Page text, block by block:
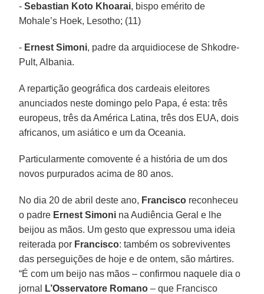
-Sebastian Koto Khoarai, bispo emérito de
Mohale’s Hoek, Lesotho; (11)
- Ernest Simoni, padre da arquidiocese de Shkodre-
Pult, Albania.
A repartição geográfica dos cardeais eleitores
anunciados neste domingo pelo Papa, é esta: três
europeus, três da América Latina, três dos EUA, dois
africanos, um asiático e um da Oceania.
Particularmente comovente é a história de um dos
novos purpurados acima de 80 anos.
No dia 20 de abril deste ano, Francisco reconheceu
o padre Ernest Simoni na Audiência Geral e lhe
beijou as mãos. Um gesto que expressou uma ideia
reiterada por Francisco: também os sobreviventes
das perseguições de hoje e de ontem, são mártires.
“É com um beijo nas mãos – confirmou naquele dia o
jornal
L’Osservatore Romano – que Francisco